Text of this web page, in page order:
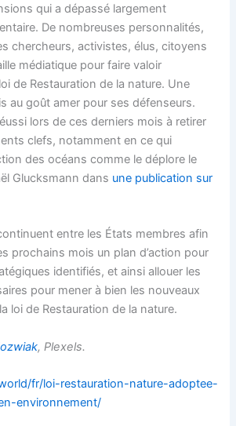
qui a dépassé largement
De nombreuses personnalités,
chercheurs, activistes, élus, citoyens
médiatique pour faire valoir
de Restauration de la nature. Une
au goût amer pour ses défenseurs.
lors de ces derniers mois à retirer
clefs, notamment en ce qui
des océans comme le déplore le
Glucksmann dans une publication sur
entre les États membres afin
prochains mois un plan d’action pour
identifiés, et ainsi allouer les
pour mener à bien les nouveaux
loi de Restauration de la nature.
, Plexels.
fr/loi-restauration-nature-adoptee-
environnement/